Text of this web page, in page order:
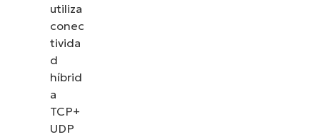
utiliza
conec
tivida
d
híbrid
a
TCP+
UDP